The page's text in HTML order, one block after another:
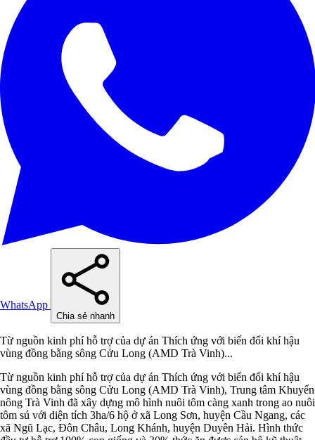
WhatsApp
Chia sẻ nhanh
Từ nguồn kinh phí hỗ trợ của dự án Thích ứng với biến đổi khí hậu
vùng đồng bằng sông Cửu Long (AMD Trà Vinh)...
Từ nguồn kinh phí hỗ trợ của dự án Thích ứng với biến đổi khí hậu
vùng đồng bằng sông Cửu Long (AMD Trà Vinh), Trung tâm Khuyến
nông Trà Vinh đã xây dựng mô hình nuôi tôm càng xanh trong ao nuôi
tôm sú với diện tích 3ha/6 hộ ở xã Long Sơn, huyện Cầu Ngang, các
xã Ngũ Lạc, Đôn Châu, Long Khánh, huyện Duyên Hải. Hình thức